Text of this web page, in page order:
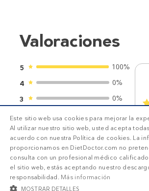
Valoraciones
5
100%
4
0%
3
0%
0%
1
0%
1
Este sitio web usa cookies para mejorar la
Al utilizar nuestro sitio web, usted acepta
acuerdo con nuestra Política de cookies. La
proporcionamos en DietDoctor.com no
consulta con un profesional médico
el sitio web, estás aceptando nuestro
responsabilidad. Más información
MOSTRAR DETALLES